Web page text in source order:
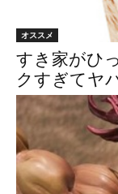
オススメ
すき家がひ
クすぎてヤ